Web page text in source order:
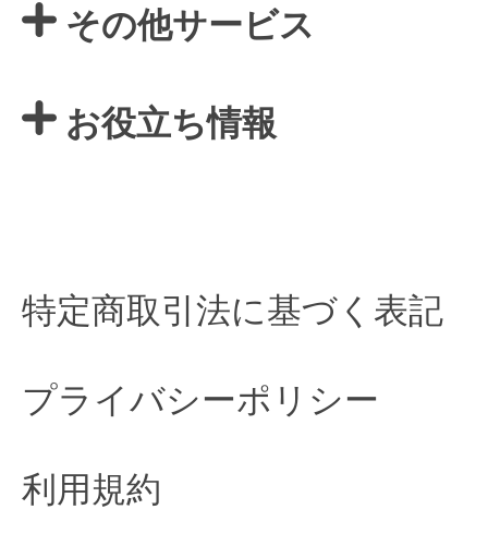
その他サービス
お役立ち情報
特定商取引法に基づく表記
プライバシーポリシー
利用規約